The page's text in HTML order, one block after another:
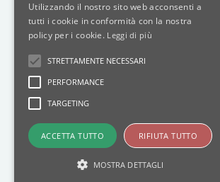
Utilizzando il nostro sito web acconsenti a
tutti i cookie in conformità con la nostra
policy per i cookie. Leggi di più
STRETTAMENTE NECESSARI
PERFORMANCE
TARGETING
ACCETTA TUTTO RIFIUTA TUTTO
MOSTRA DETTAGLI